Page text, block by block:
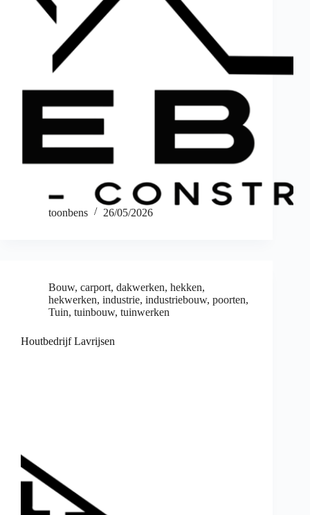
toonbens 26/05/2026
Bouw, carport, dakwerken, hekken,
hekwerken, industrie, industriebouw, poorten,
Tuin, tuinbouw, tuinwerken
Houtbedrijf Lavrijsen